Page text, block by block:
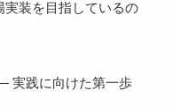
装を目指しているの
実践に向けた第一歩